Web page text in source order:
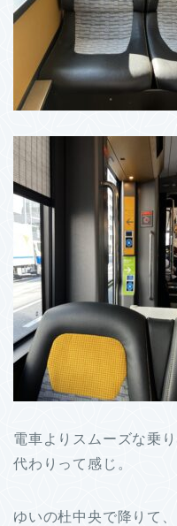
電車よりスムーズな乗
代わりって感じ。
ゆいの杜中央で降りて